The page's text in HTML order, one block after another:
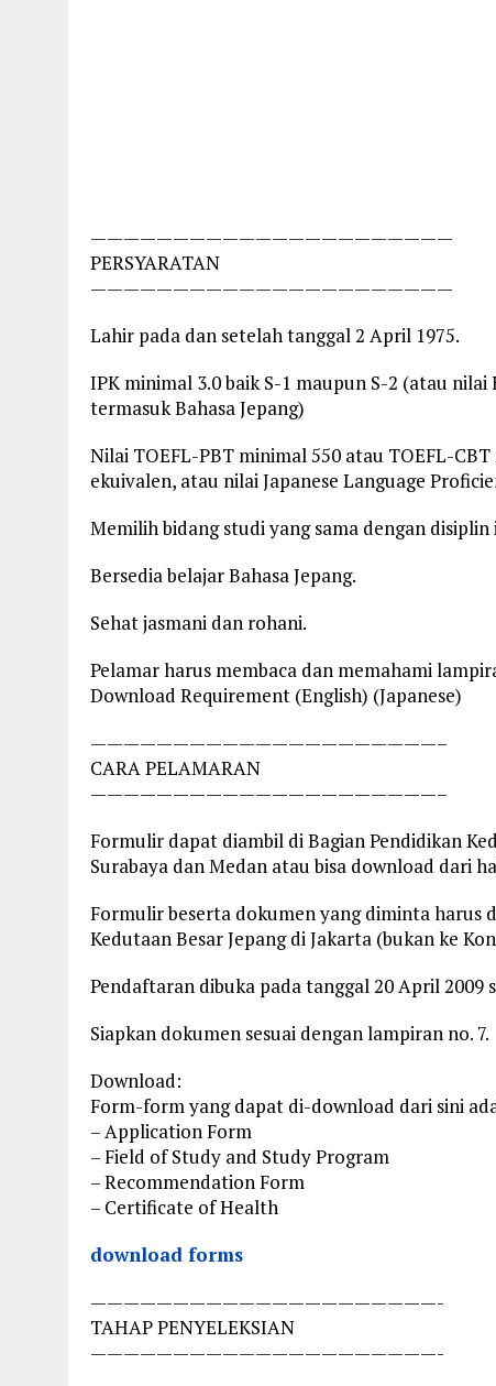
——————————————————————
PERSYARATAN
——————————————————————
Lahir pada dan setelah tanggal 2 April 1975.
IPK minimal 3.0 baik S-1 maupun S-2 (atau
termasuk Bahasa Jepang)
Nilai TOEFL-PBT minimal 550 atau TOEFL-
ekuivalen, atau nilai Japanese Language
Memilih bidang studi yang sama dengan
Bersedia belajar Bahasa Jepang.
Sehat jasmani dan rohani.
Pelamar harus membaca dan memahami
Download Requirement (English) (Japanese)
—————————————————————–
CARA PELAMARAN
—————————————————————–
Formulir dapat diambil di Bagian Pendidikan
Surabaya dan Medan atau bisa download dari
Formulir beserta dokumen yang diminta harus
Kedutaan Besar Jepang di Jakarta (bukan ke
Pendaftaran dibuka pada tanggal 20 April 2009
Siapkan dokumen sesuai dengan lampiran no. 7.
Download:
Form-form yang dapat di-download dari sini
– Application Form
– Field of Study and Study Program
– Recommendation Form
– Certificate of Health
download forms
—————————————————————-
TAHAP PENYELEKSIAN
—————————————————————-